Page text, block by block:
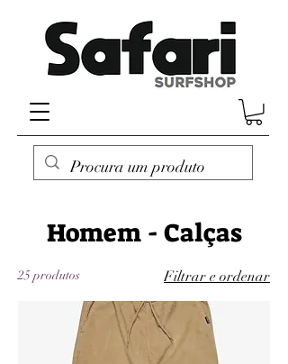
Homem - Calças
25 produtos Filtrar e ordenar